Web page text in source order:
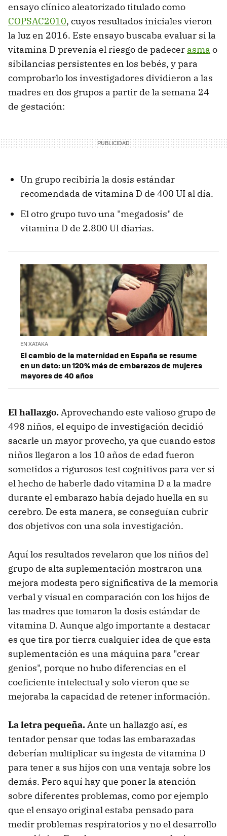
ensayo clínico aleatorizado titulado como
COPSAC2010, cuyos resultados iniciales vieron
la luz en 2016. Este ensayo buscaba evaluar si la
vitamina D prevenía el riesgo de padecer asma o
sibilancias persistentes en los bebés, y para
comprobarlo los investigadores dividieron a las
madres en dos grupos a partir de la semana 24
de gestación:
Un grupo recibiría la dosis estándar
recomendada de vitamina D de 400 UI al día.
El otro grupo tuvo una "megadosis" de
vitamina D de 2.800 UI diarias.
EN XATAKA
El cambio de la maternidad en España se resume
en un dato: un 120% más de embarazos de mujeres
mayores de 40 años
El hallazgo.Aprovechando este valioso grupo de
498 niños, el equipo de investigación decidió
sacarle un mayor provecho, ya que cuando estos
niños llegaron a los 10 años de edad fueron
sometidos a rigurosos test cognitivos para ver si
el hecho de haberle dado vitamina D a la madre
durante el embarazo había dejado huella en su
cerebro. De esta manera, se conseguían cubrir
dos objetivos con una sola investigación.
Aquí los resultados revelaron que los niños del
grupo de alta suplementación mostraron una
mejora modesta pero significativa de la memoria
verbal y visual en comparación con los hijos de
las madres que tomaron la dosis estándar de
vitamina D. Aunque algo importante a destacar
es que tira por tierra cualquier idea de que esta
suplementación es una máquina para "crear
genios", porque no hubo diferencias en el
coeficiente intelectual y solo vieron que se
mejoraba la capacidad de retener información.
La letra pequeña.Ante un hallazgo así, es
tentador pensar que todas las embarazadas
deberían multiplicar su ingesta de vitamina D
para tener a sus hijos con una ventaja sobre los
demás. Pero aquí hay que poner la atención
sobre diferentes problemas, como por ejemplo
que el ensayo original estaba pensado para
medir problemas respiratorios y no el desarrollo